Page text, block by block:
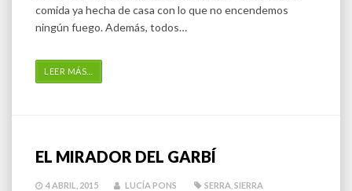
comida ya hecha de casa con lo que no encendemos
ningún fuego. Además, todos…
LEER MÁS
EL MIRADOR DEL GARBÍ
4 ABRIL, 2015 LUCÍA PONS SERRA SIERRA